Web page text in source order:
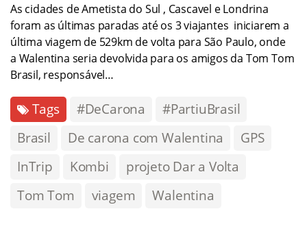
As cidades de Ametista do Sul , Cascavel e Londrina
foram as últimas paradas até os 3 viajantes iniciarem a
última viagem de 529km de volta para São Paulo, onde
a Walentina seria devolvida para os amigos da Tom Tom
Brasil, responsável…
Tags #DeCarona
#PartiuBrasil
Brasil
De carona com Walentina
GPS
InTrip
Kombi
projeto Dar a Volta
Tom Tom
viagem Walentina